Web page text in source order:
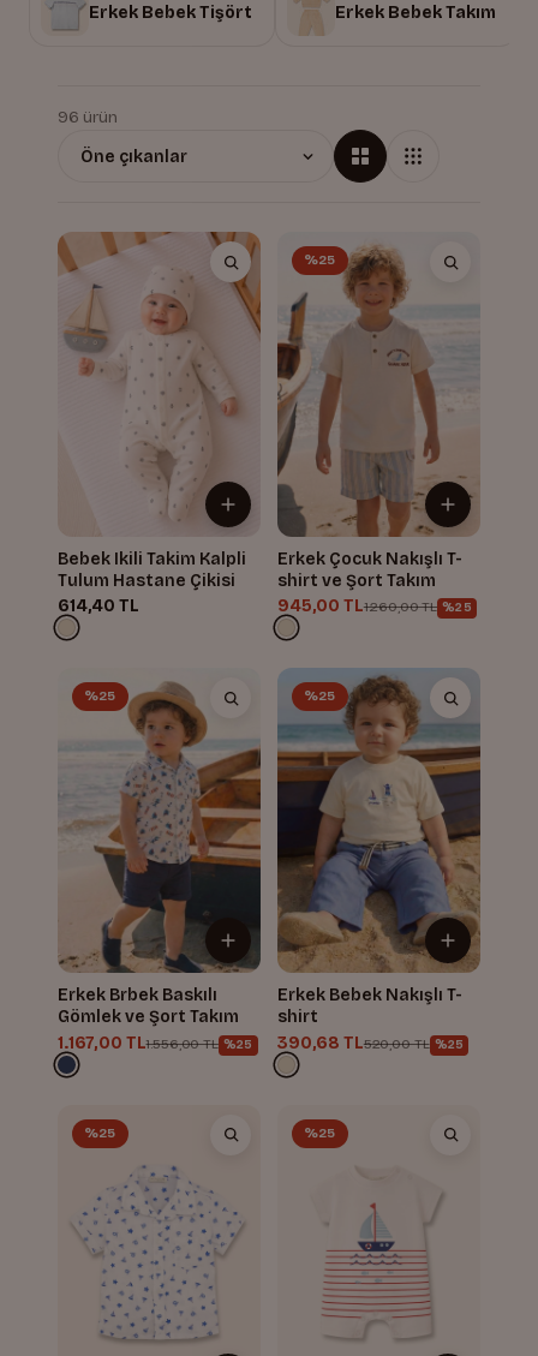
Erkek Bebek Tişört Erkek Bebek Takım
96 ürün
Bebek Ikili Takim Kalpli
Tulum Hastane Çikisi
614,40 TL
%25
Erkek Çocuk Nakışlı T-
shirt ve Şort Takım
945,00 TL1.260,00 TL %25
%25
Erkek Brbek Baskılı
Gömlek ve Şort Takım
1.167,00 TL1.556,00 TL %25
%25
Erkek Bebek Nakışlı T-
shirt
390,68 TL520,00 TL %25
%25 %25